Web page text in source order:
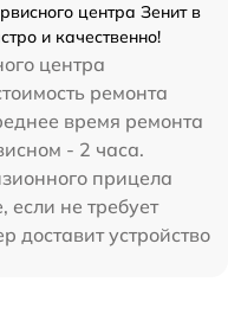
центра Зенит в
и качественно!
центра
ремонта
время ремонта
- 2 часа.
прицела
если не требует
доставит устройство